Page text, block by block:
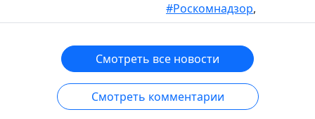
#Роскомнадзор,
Смотреть все новости
Смотреть комментарии